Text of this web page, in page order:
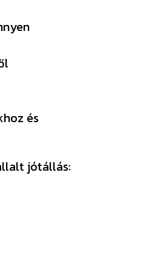
és
jótállás: